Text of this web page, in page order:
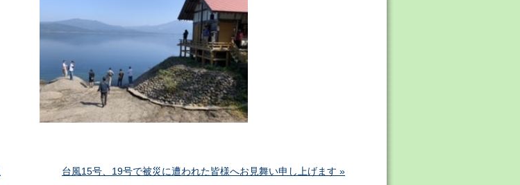
台風15号、19号で被災に遭われた皆様へお見舞い申し上げます »